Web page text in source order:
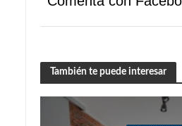
También te puede interesar